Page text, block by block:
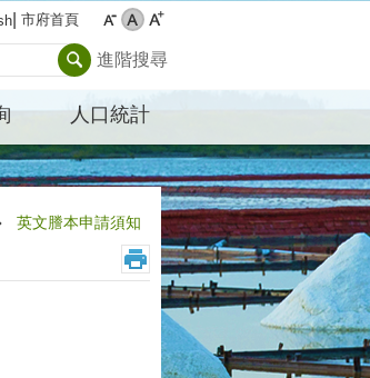
市府首頁
進階搜尋
人口統計
英文謄本申請須知